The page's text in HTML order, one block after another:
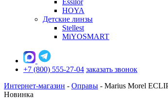
Essilor
HOYA
Детские линзы
Stellest
MiYOSMART
+7 (800) 555-27-04 заказать звонок
Интернет-магазин - Оправы - Marius Morel
Новинка